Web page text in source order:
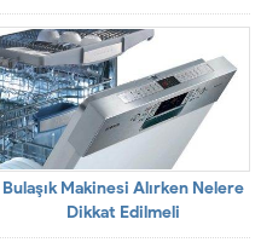
Bulaşık Makinesi Alırken Nelere
Dikkat Edilmeli